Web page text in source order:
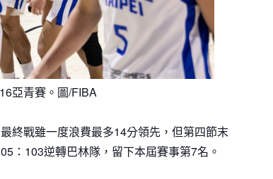
亞青賽。圖/FIBA
終戰雖一度浪費最多14分領先，但第四節末
：103逆轉巴林隊，留下本屆賽事第7名。